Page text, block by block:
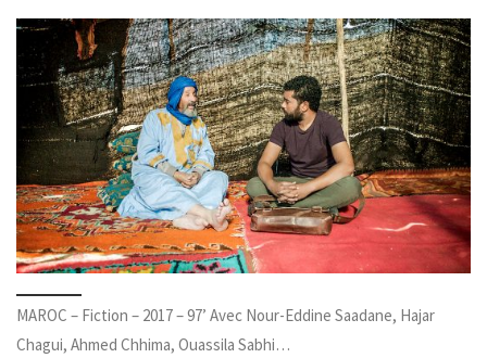
MAROC – Fiction – 2017 – 97’ Avec Nour-Eddine Saadane, Hajar
Chagui, Ahmed Chhima, Ouassila Sabhi…